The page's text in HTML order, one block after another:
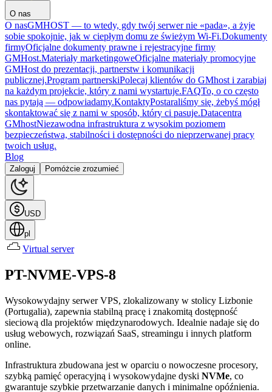
O nas
O nasGMHOST — to wtedy, gdy twój serwer nie «pada», a żyje
sobie spokojnie, jak w ciepłym domu ze świeżym Wi-Fi.Dokumenty
firmyOficjalne dokumenty prawne i rejestracyjne firmy
GMHost.Materiały marketingoweOficjalne materiały promocyjne
GMHost do prezentacji, partnerstw i komunikacji
publicznej.Program partnerskiPolecaj klientów do GMhost i zarabiaj
na każdym projekcie, który z nami wystartuje.FAQTo, o co często
nas pytają — odpowiadamy.KontaktyPostaraliśmy się, żebyś mógł
skontaktować się z nami w sposób, który ci pasuje.Datacentra
GMhostNiezawodna infrastruktura z wysokim poziomem
bezpieczeństwa, stabilności i dostępności do nieprzerwanej pracy
twoich usług.
Blog
Zaloguj Pomóżcie zrozumieć
USD
pl
Virtual server
PT-NVME-VPS-8
Wysokowydajny serwer VPS, zlokalizowany w stolicy Lizbonie
(Portugalia), zapewnia stabilną pracę i znakomitą dostępność
sieciową dla projektów międzynarodowych. Idealnie nadaje się do
usług webowych, rozwiązań SaaS, streamingu i innych platform
online.
Infrastruktura zbudowana jest w oparciu o nowoczesne procesory,
szybką pamięć operacyjną i wysokowydajne dyski NVMe, co
gwarantuje szybkie przetwarzanie danych i minimalne opóźnienia.